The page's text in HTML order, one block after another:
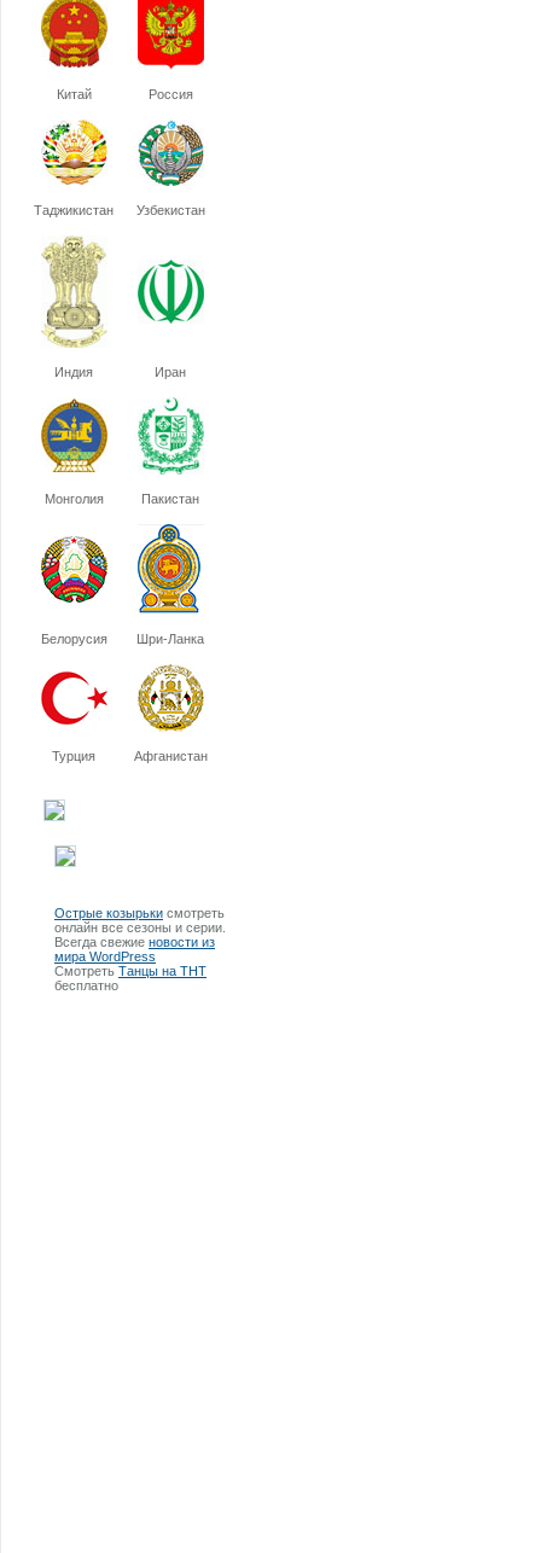
Китай Россия
Таджикистан Узбекистан
Индия Иран
Монголия Пакистан
Белорусия Шри-Ланка
Турция Афганистан
Острые козырьки смотреть
онлайн все сезоны и серии.
Всегда свежие новости из
мира WordPress
Смотреть Танцы на ТНТ
бесплатно